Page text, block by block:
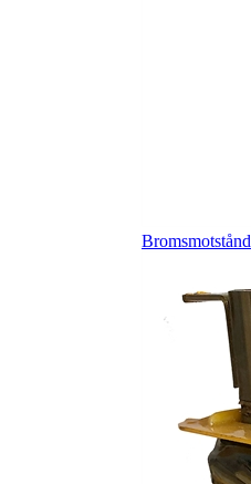
Bromsmotstånd